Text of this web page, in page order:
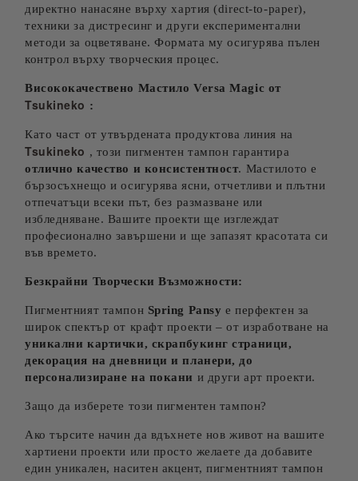
директно нанасяне върху хартия (direct-to-paper),
техники за дистресинг и други експериментални
методи за оцветяване. Формата му осигурява пълен
контрол върху творческия процес.
Висококачествено Мастило Versa Magic от
Tsukineko :
Като част от утвърдената продуктова линия на
Tsukineko , този пигментен тампон гарантира
отлично качество и консистентност. Мастилото е
бързосъхнещо и осигурява ясни, отчетливи и плътни
отпечатъци всеки път, без размазване или
избледняване. Вашите проекти ще изглеждат
професионално завършени и ще запазят красотата си
във времето.
Безкрайни Творчески Възможности:
Пигментният тампон Spring Pansy е перфектен за
широк спектър от крафт проекти – от изработване на
уникални картички, скрапбукинг страници,
декорация на дневници и планери, до
персонализиране на покани и други арт проекти.
Защо да изберете този пигментен тампон?
Ако търсите начин да вдъхнете нов живот на вашите
хартиени проекти или просто желаете да добавите
един уникален, наситен акцент, пигментният тампон